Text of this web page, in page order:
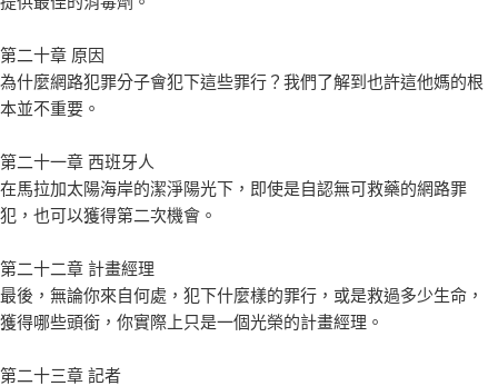
第二十章 原因
為什麼網路犯罪分子會犯下這些罪行？我們了解到也許這他媽的根
本並不重要。
第二十一章 西班牙人
在馬拉加太陽海岸的潔淨陽光下，即使是自認無可救藥的網路罪
犯，也可以獲得第二次機會。
第二十二章 計畫經理
最後，無論你來自何處，犯下什麼樣的罪行，或是救過多少生命，
獲得哪些頭銜，你實際上只是一個光榮的計畫經理。
第二十三章 記者